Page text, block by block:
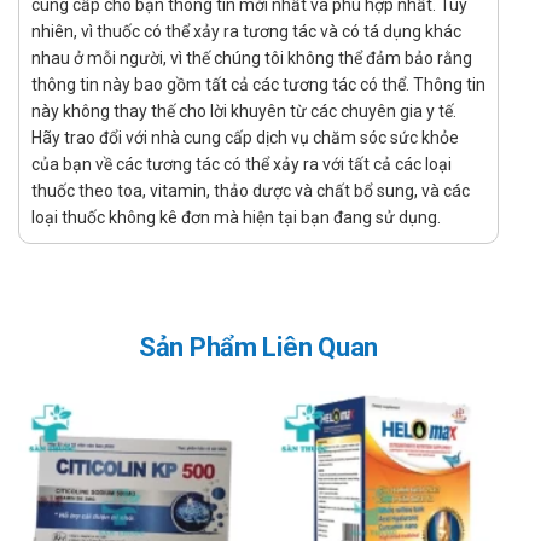
Chỉ định của GP-Diabet
Bệnh nhân tiểu đường tuýp I, II.
Người có cholesterol máu cao.
Chống chỉ định của GP-Diabet
Không dùng cho người mẫn cảm với bất cứ thành phần nào
Nên uống trước bữa ăn khoảng 30 phút.
Với bệnh nhân tiểu đường có đường huyết trên 6,5mmol/ml,
dùng GP-Diabet với thuốc điều trị.
Lưu ý khi sử dụng GP-Diabet
Sử dụng đúng theo liều lượng được nhà sản xuất khuyến cáo
cung cấp cho bạn thông tin mới nhất và phù hợp nhất. Tuy
nhiên, vì thuốc có thể xảy ra tương tác và có tá dụng khác
nhau ở mỗi người, vì thế chúng tôi không thể đảm bảo rằng
thông tin này bao gồm tất cả các tương tác có thể. Thông tin
này không thay thế cho lời khuyên từ các chuyên gia y tế.
Hãy trao đổi với nhà cung cấp dịch vụ chăm sóc sức khỏe
của bạn về các tương tác có thể xảy ra với tất cả các loại
thuốc theo toa, vitamin, thảo dược và chất bổ sung, và các
loại thuốc không kê đơn mà hiện tại bạn đang sử dụng.
Sản Phẩm Liên Quan